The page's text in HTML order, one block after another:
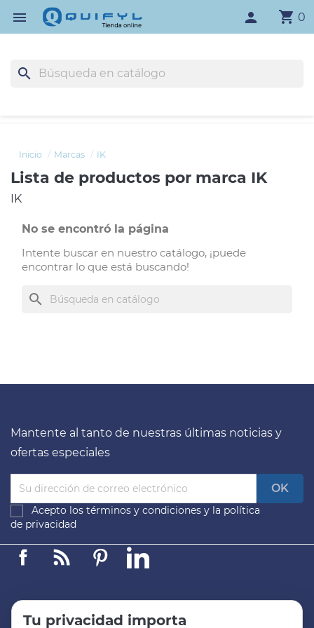
 shopping_cart 0
person
search
Inicio Marcas IK
Lista de productos por marca IK
IK
No se encontró la página
Intente buscar en nuestro catálogo, ¡puede
encontrar lo que está buscando!
search
Mantente al tanto de nuestras últimas noticias y
ofertas especiales
Acepto los términos y condiciones y la política
de privacidad
FacebookLinkedinPinterest
Tu privacidad importa